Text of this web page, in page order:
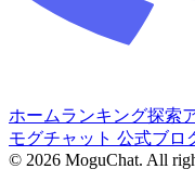
ホームランキング探索
モグチャット 公式ブロ
© 2026 MoguChat. All